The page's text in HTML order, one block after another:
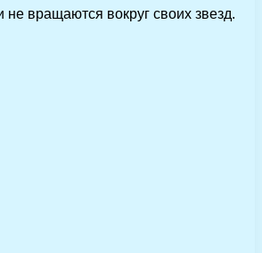
вращаются вокруг своих звезд.